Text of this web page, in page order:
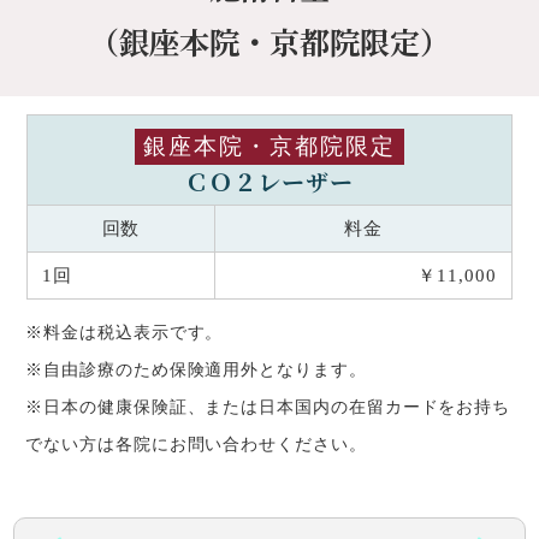
（銀座本院・京都院限定）
銀座本院・京都院限定
ＣＯ２レーザー
回数 料金
1回 ￥11,000
※料金は税込表示です。
※自由診療のため保険適用外となります。
※日本の健康保険証、または日本国内の在留カードをお持ち
でない方は各院にお問い合わせください。